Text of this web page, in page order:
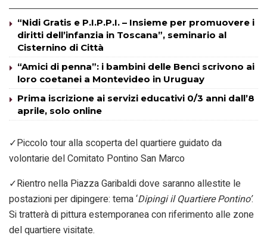
“Nidi Gratis e P.I.P.P.I. – Insieme per promuovere i
diritti dell’infanzia in Toscana”, seminario al
Cisternino di Città
“Amici di penna”: i bambini delle Benci scrivono ai
loro coetanei a Montevideo in Uruguay
Prima iscrizione ai servizi educativi 0/3 anni dall’8
aprile, solo online
✓Piccolo tour alla scoperta del quartiere guidato da
volontarie del Comitato Pontino San Marco
✓Rientro nella Piazza Garibaldi dove saranno allestite le
postazioni per dipingere: tema ‘Dipingi il Quartiere Pontino’.
Si tratterà di pittura estemporanea con riferimento alle zone
del quartiere visitate.